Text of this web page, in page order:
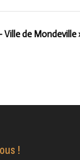
Ville de Mondeville
!